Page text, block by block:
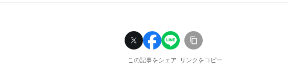
この記事をシェア リンクをコピー